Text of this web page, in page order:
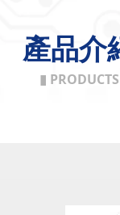
產品介
▮ PRODUCTS